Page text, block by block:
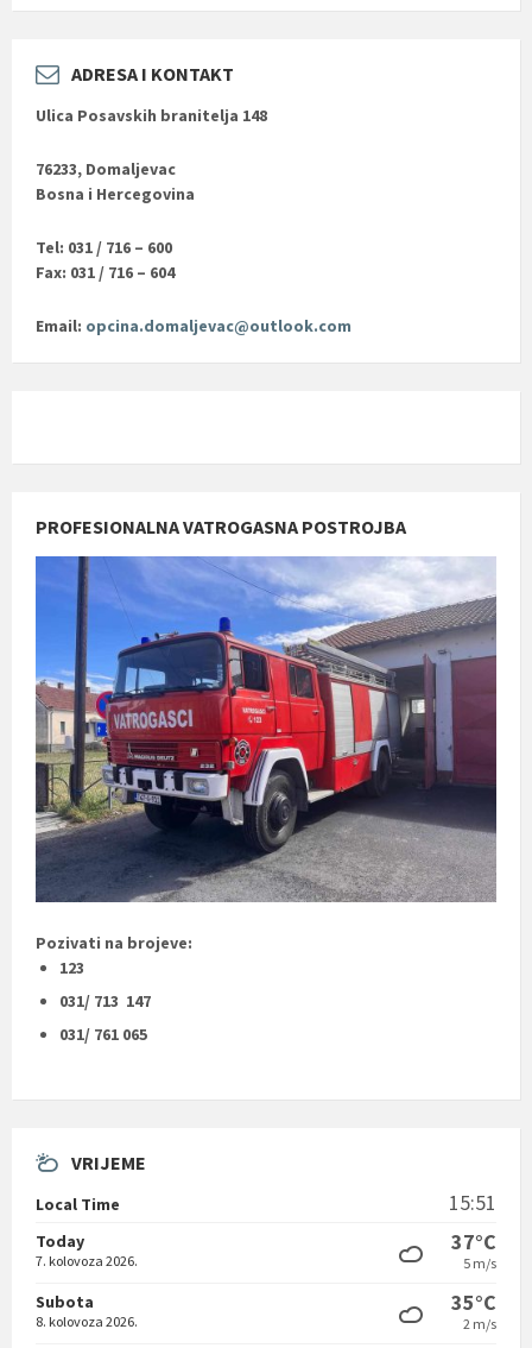
ADRESA I KONTAKT
Ulica Posavskih branitelja 148
76233, Domaljevac
Bosna i Hercegovina
Tel: 031 / 716 – 600
Fax: 031 / 716 – 604
Email: opcina.domaljevac@outlook.com
PROFESIONALNA VATROGASNA POSTROJBA
Pozivati na brojeve:
123
031/ 713 147
031/ 761 065
VRIJEME
Local Time 15:51
Today
7. kolovoza 2026.
37°C
5 m/s
Subota
8. kolovoza 2026.
35°C
2 m/s